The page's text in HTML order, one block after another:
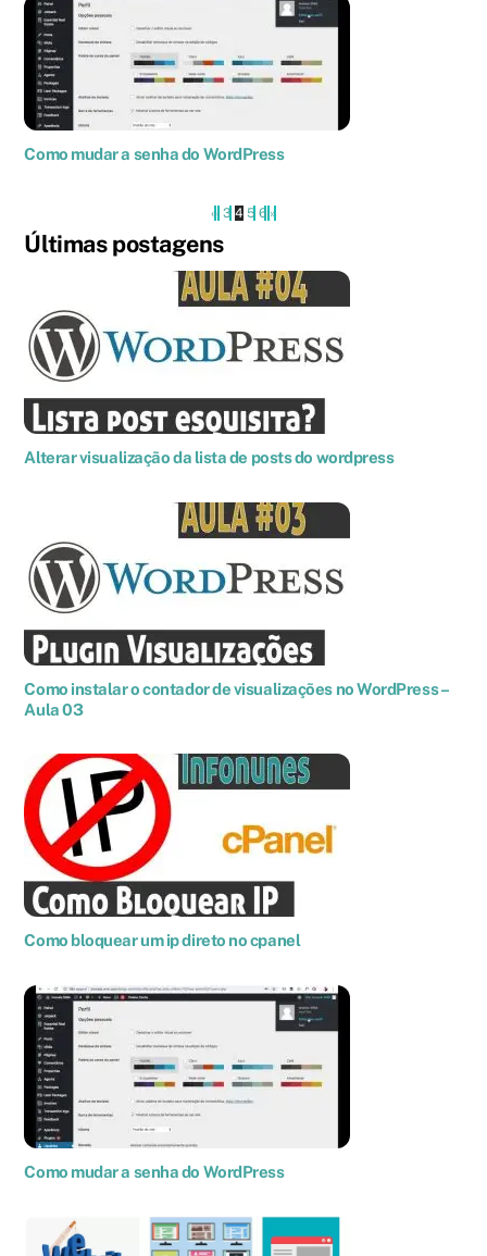
Como mudar a senha do WordPress
«‹ 3 4 5 6›»
Últimas postagens
Alterar visualização da lista de posts do wordpress
Como instalar o contador de visualizações no WordPress –
Aula 03
Como bloquear um ip direto no cpanel
Como mudar a senha do WordPress